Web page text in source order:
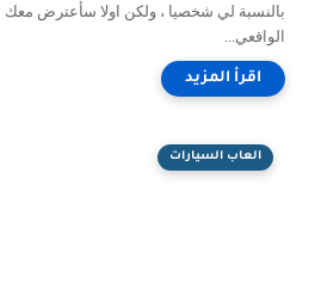
الواقعي...
العاب السيارات